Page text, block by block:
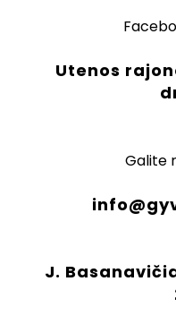
Utenos
Galite
J.